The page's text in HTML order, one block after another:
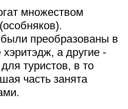
множеством
(особняков).
преобразованы в
а другие -
туристов, в то
часть занята